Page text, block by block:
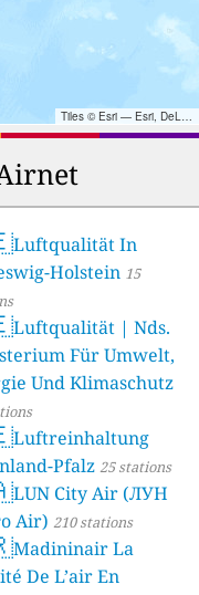
Tiles © Esri — Esri, DeLorme, NAVTEQ, TomTom, Intermap, iPC, USGS, FAO, NPS, NRCAN, GeoBase, Kadaster NL, Ordnance Survey, Esri Japan, METI, Esri China (Hong Kong), and the GIS User Community
Luftqualität In
Holstein 15
Luftqualität | Nds.
Für Umwelt,
Und Klimaschutz
Luftreinhaltung
Pfalz 25 stations
LUN City Air (ЛУН
Air) 210 stations
Madininair La
De L’air En